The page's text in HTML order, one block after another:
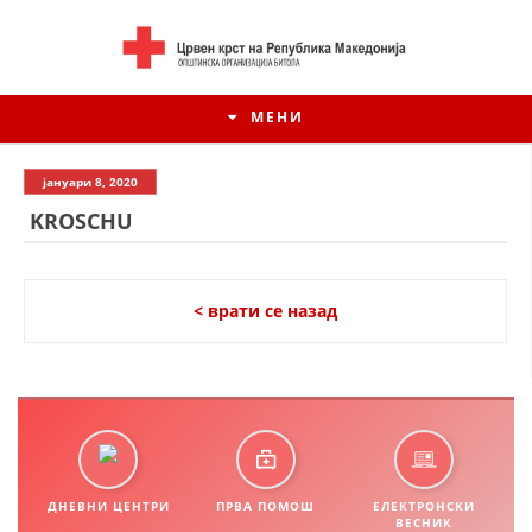
МЕНИ
ИСТОРИЈАТ НА ЦКРМ
ИСТОРИЈАТ НА ДВИЖЕЊЕТО
јануари 8, 2020
KROSCHU
< врати се назад
ДНЕВНИ ЦЕНТРИ ПРВА ПОМОШ
ЕЛЕКТРОНСКИ
ВЕСНИК